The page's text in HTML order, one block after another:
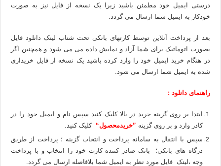
درستی ایمیل خود مطمئن باشید زیرا یک نسخه از فایل نیز به صورت
خودکار به ایمیل شما ارسال می گردد.
بعد از پرداخت آنلاین توسط کارتهای بانکی تحت شتاب لینک دانلود فایل
بصورت اتوماتیک برای شما آزاد و نمایش داده می می شود و همچنین اگر
در هنگام خرید ایمیل خود را وارد کرده باشید یک نسخه از فایل خریداری
شده به ایمیل شما ارسال می شود.
راهنمای دانلود :
ابتدا بر روی گزینه خرید در بالا کلیک کنید سپس نام و ایمیل خود را در
کادر وارد و بر روی گزینه ”خریدمحصول“
کلیک کنید.
سپس با انتقال به سامانه پرداخت و انتخاب گزینه ؛ پرداخت از طریق
درگاه های بانکی؛ بانک صادر کننده کارت خود را انتخاب و با پرداخت
وجه ،لینک فایل مورد نظر به ایمیل شما بلافاصله ارسال می گردد.